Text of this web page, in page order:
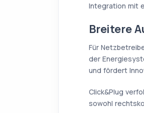
Integration mit
Breitere
Für
der
und fördert
Click&Plug
sowohl